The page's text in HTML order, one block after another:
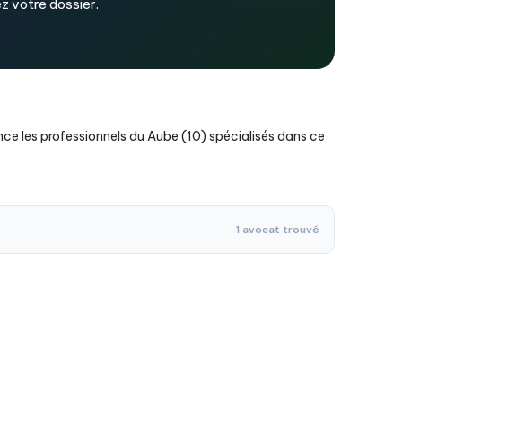
votre dossier.
les professionnels du Aube (10) spécialisés dans ce
1 avocat trouvé